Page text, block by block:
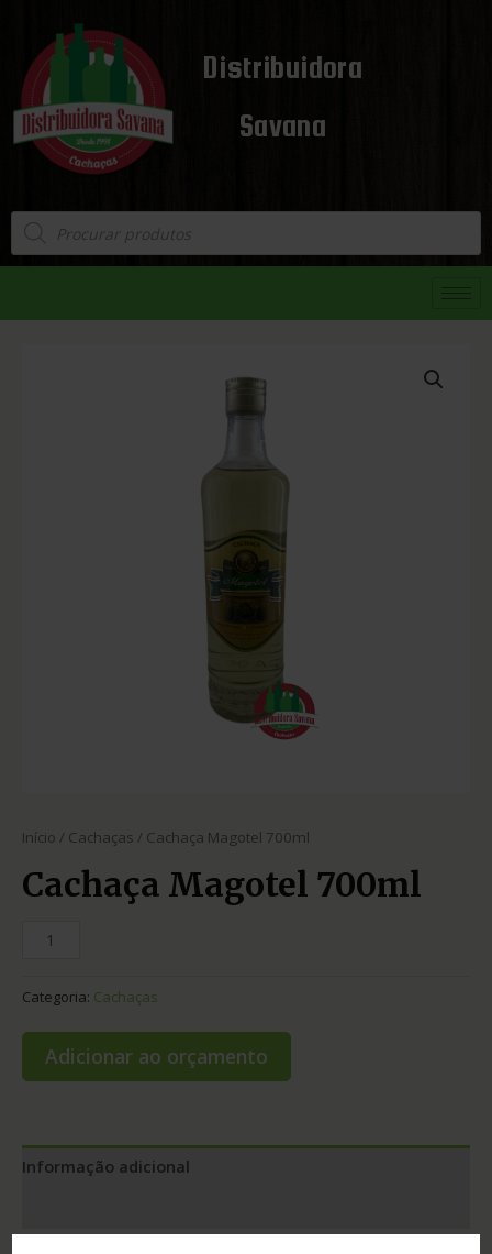
Distribuidora
Savana
Início / Cachaças / Cachaça Magotel 700ml
Cachaça Magotel 700ml
Categoria: Cachaças
Adicionar ao orçamento
Informação adicional